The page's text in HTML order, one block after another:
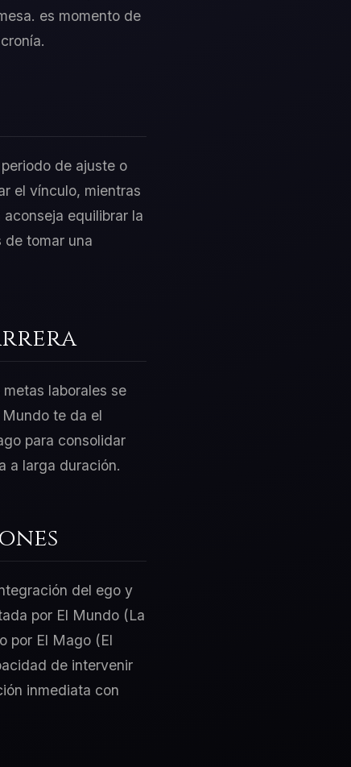
es momento de
de ajuste o
el vínculo, mientras
equilibrar la
de tomar una
laborales se
te da el
para consolidar
a larga duración.
del ego y
por El Mundo (La
por El Mago (El
de intervenir
inmediata con